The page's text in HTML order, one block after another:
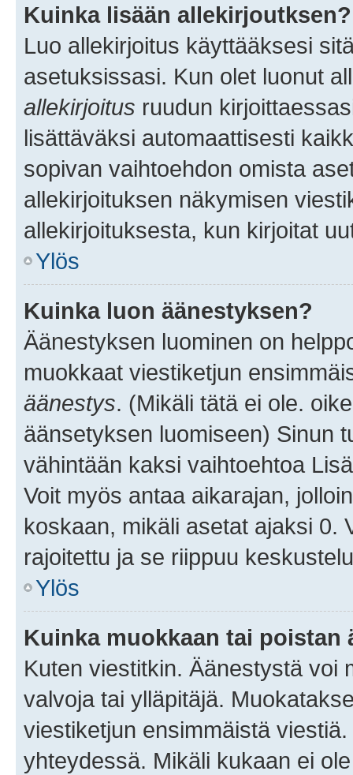
Kuinka lisään allekirjoutksen?
Luo allekirjoitus käyttääksesi
asetuksissasi. Kun olet luonut
allekirjoitus ruudun
lisättäväksi automaattisesti
sopivan vaihtoehdon omista
allekirjoituksen näkymisen
allekirjoituksesta, kun kirjoitat
Ylös
Kuinka luon äänestyksen?
Äänestyksen luominen on
muokkaat viestiketjun
äänestys. (Mikäli tätä ei ole.
äänsetyksen luomiseen) Sinun
vähintään kaksi vaihtoehtoa
Voit myös antaa aikarajan,
koskaan, mikäli asetat ajaksi 0.
rajoitettu ja se riippuu
Ylös
Kuinka muokkaan tai poistan
Kuten viestitkin. Äänestystä voi
valvoja tai ylläpitäjä.
viestiketjun ensimmäistä
yhteydessä. Mikäli kukaan ei